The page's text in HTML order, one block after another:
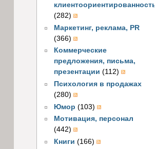
клиентоориентированность
(282)
Маркетинг, реклама, PR
(366)
Коммерческие
предложения, письма,
презентации (112)
Психология в продажах
(280)
Юмор (103)
Мотивация, персонал
(442)
Книги (166)